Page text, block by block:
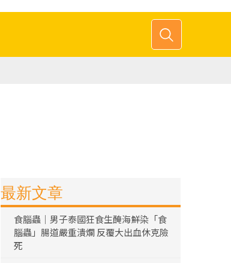
最新文章
食腦蟲｜男子泰國狂食生醃海鮮染「食
腦蟲」腸道嚴重潰爛 反覆大出血休克險
死